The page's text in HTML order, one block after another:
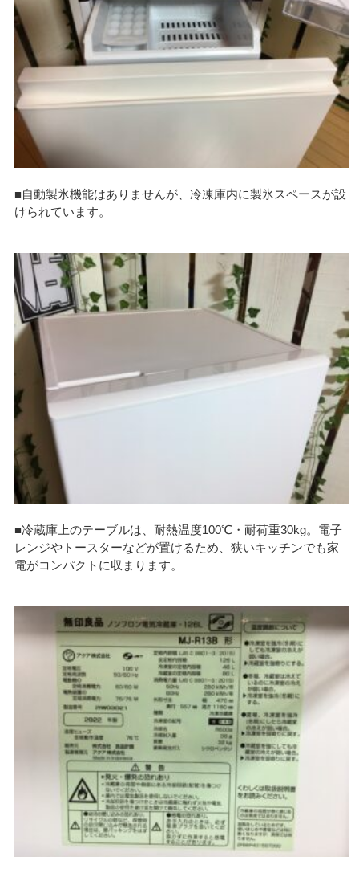
■自動製氷機能はありませんが、冷凍庫内に製氷スペースが設
けられています。
■冷蔵庫上のテーブルは、耐熱温度100℃・耐荷重30kg。電子
レンジやトースターなどが置けるため、狭いキッチンでも家
電がコンパクトに収まります。